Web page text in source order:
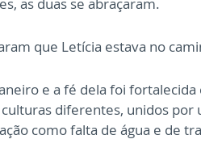
que Letícia estava no
e a fé dela foi fortalecida
diferentes, unidos por
como falta de água e de